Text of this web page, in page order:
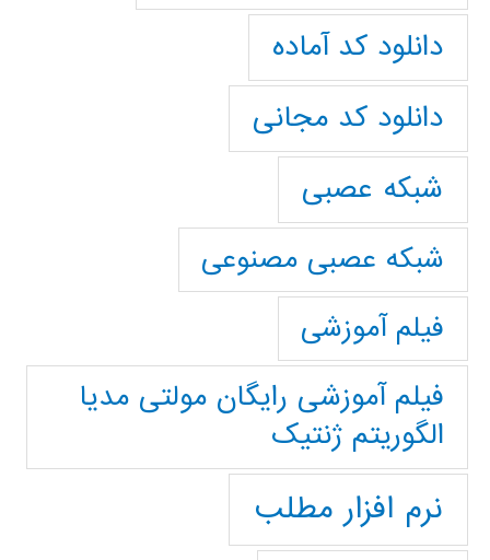
دانلود کد آماده
دانلود کد مجانی
شبکه عصبی
شبکه عصبی مصنوعی
فیلم آموزشی
فیلم آموزشی رایگان مولتی مدیا
الگوریتم ژنتیک
نرم افزار مطلب